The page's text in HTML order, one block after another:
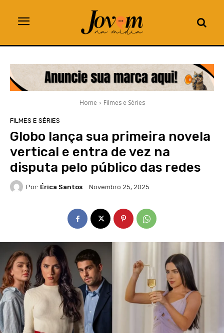
Home Filmes e Séries
FILMES E SÉRIES
Globo lança sua primeira novela
vertical e entra de vez na
disputa pelo público das redes
Por: Érica Santos Novembro 25, 2025